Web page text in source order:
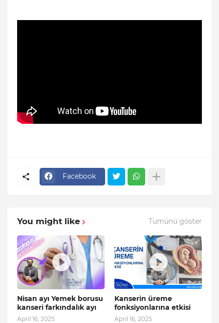
Facebook
You might like Tümünü göster
Nisan ayı Yemek borusu
kanseri farkındalık ayı
April 16, 2025
Kanserin üreme
fonksiyonlarına etkisi
April 16, 2025